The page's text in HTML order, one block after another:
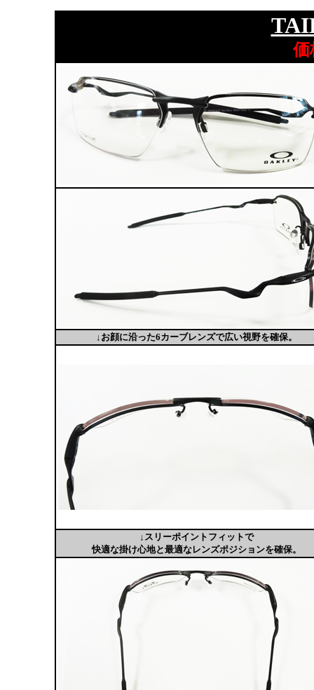
↓お顔に沿った6カーブレンズで広い視野を確保。
↓スリーポイントフィットで
快適な掛け心地と最適なレンズポジションを確保。